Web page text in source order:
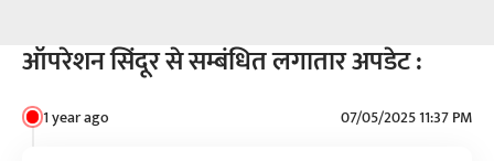
ऑपरेशन सिंदूर से सम्बंधित लगातार अपडेट :
1 year ago 07/05/2025 11:37 PM